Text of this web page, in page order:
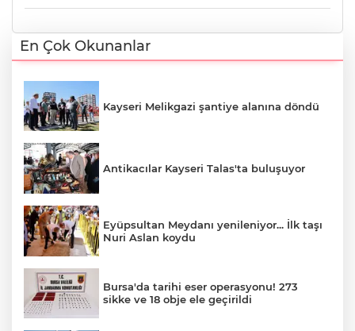
En Çok Okunanlar
Kayseri Melikgazi şantiye alanına döndü
Antikacılar Kayseri Talas'ta buluşuyor
Eyüpsultan Meydanı yenileniyor... İlk taşı
Nuri Aslan koydu
Bursa'da tarihi eser operasyonu! 273
sikke ve 18 obje ele geçirildi